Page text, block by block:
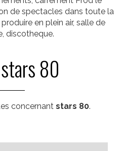
de spectacles dans toute la
en plein air, salle de
discotheque.
80
concernant stars 80.